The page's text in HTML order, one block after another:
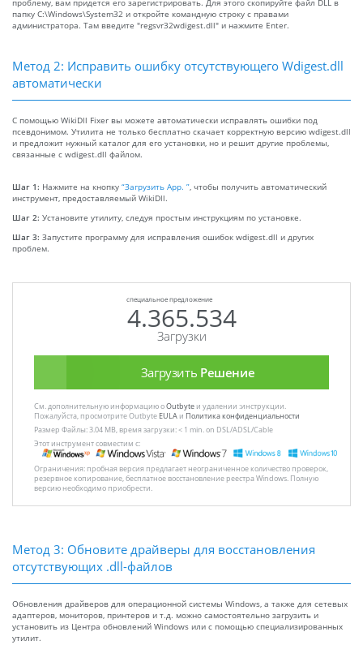
проблему, вам придется его зарегистрировать. Для этого скопируйте файл DLL в
папку C:\Windows\System32 и откройте командную строку с правами
администратора. Там введите "regsvr32wdigest.dll" и нажмите Enter.
Метод 2: Исправить ошибку отсутствующего Wdigest.dll
автоматически
С помощью WikiDll Fixer вы можете автоматически исправлять ошибки под
псевдонимом. Утилита не только бесплатно скачает корректную версию wdigest.dll
и предложит нужный каталог для его установки, но и решит другие проблемы,
связанные с wdigest.dll файлом.
Шаг 1: Нажмите на кнопку “Загрузить App. ”, чтобы получить автоматический
инструмент, предоставляемый WikiDll.
Шаг 2: Установите утилиту, следуя простым инструкциям по установке.
Шаг 3: Запустите программу для исправления ошибок wdigest.dll и других
проблем.
специальное предложение
4.365.534
Загрузки
Загрузить Решение
См. дополнительную информацию оOutbyteи удалении :инструкции.
Пожалуйста, просмотрите Outbyte EULAи Политика конфиденциальности
Размер Файлы: 3.04 MB, время загрузки: < 1 min. on DSL/ADSL/Cable
Этот инструмент совместим с:
Ограничения: пробная версия предлагает неограниченное количество проверок,
резервное копирование, бесплатное восстановление реестра Windows. Полную
версию необходимо приобрести.
Метод 3: Обновите драйверы для восстановления
отсутствующих .dll-файлов
Обновления драйверов для операционной системы Windows, а также для сетевых
адаптеров, мониторов, принтеров и т.д. можно самостоятельно загрузить и
установить из Центра обновлений Windows или с помощью специализированных
утилит.